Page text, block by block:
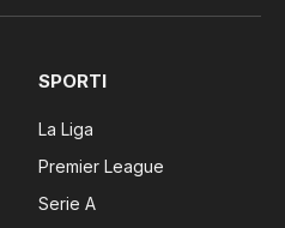
SPORTI
La Liga
Premier League
Serie A